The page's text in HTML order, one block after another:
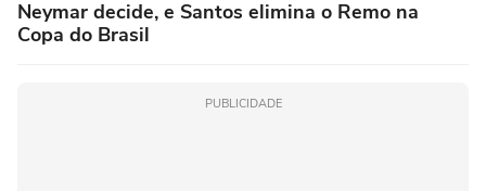
Neymar decide, e Santos elimina o Remo na
Copa do Brasil
PUBLICIDADE